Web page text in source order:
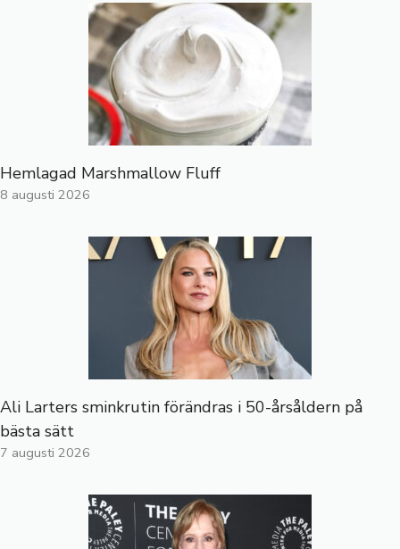
Hemlagad Marshmallow Fluff
8 augusti 2026
Ali Larters sminkrutin förändras i 50-årsåldern på
bästa sätt
7 augusti 2026